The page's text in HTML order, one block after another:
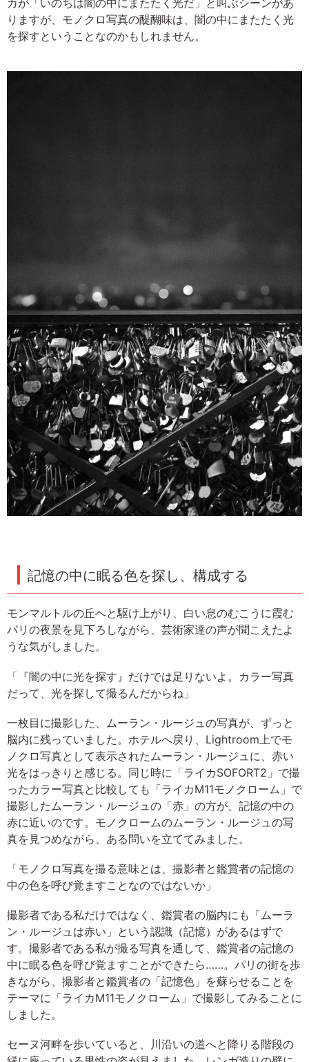
カが「いのちは闇の中にまたたく光だ」と叫ぶシーンがあ
りますが、モノクロ写真の醍醐味は、闇の中にまたたく光
を探すということなのかもしれません。
記憶の中に眠る色を探し、構成する
モンマルトルの丘へと駆け上がり、白い息のむこうに霞む
パリの夜景を見下ろしながら、芸術家達の声が聞こえたよ
うな気がしました。
「『闇の中に光を探す』だけでは足りないよ。カラー写真
だって、光を探して撮るんだからね」
一枚目に撮影した、ムーラン・ルージュの写真が、ずっと
脳内に残っていました。ホテルへ戻り、Lightroom上でモ
ノクロ写真として表示されたムーラン・ルージュに、赤い
光をはっきりと感じる。同じ時に「ライカSOFORT2」で撮
ったカラー写真と比較しても「ライカM11モノクローム」で
撮影したムーラン・ルージュの「赤」の方が、記憶の中の
赤に近いのです。モノクロームのムーラン・ルージュの写
真を見つめながら、ある問いを立ててみました。
「モノクロ写真を撮る意味とは、撮影者と鑑賞者の記憶の
中の色を呼び覚ますことなのではないか」
撮影者である私だけではなく、鑑賞者の脳内にも「ムーラ
ン・ルージュは赤い」という認識（記憶）があるはずで
す。撮影者である私が撮る写真を通して、鑑賞者の記憶の
中に眠る色を呼び覚ますことができたら……。パリの街を歩
きながら、撮影者と鑑賞者の「記憶色」を蘇らせることを
テーマに「ライカM11モノクローム」で撮影してみることに
しました。
セーヌ河畔を歩いていると、川沿いの道へと降りる階段の